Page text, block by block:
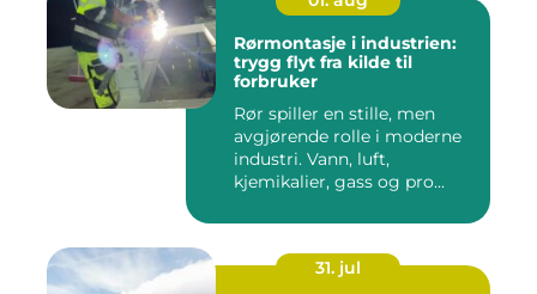
Rørmontasje i industrien:
trygg flyt fra kilde til
forbruker
Rør spiller en stille, men
avgjørende rolle i moderne
industri. Vann, luft,
kjemikalier, gass og pro...
31. jul